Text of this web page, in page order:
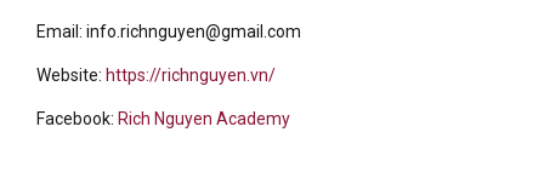
Email: info.richnguyen@gmail.com
Website: https://richnguyen.vn/
Facebook: Rich Nguyen Academy